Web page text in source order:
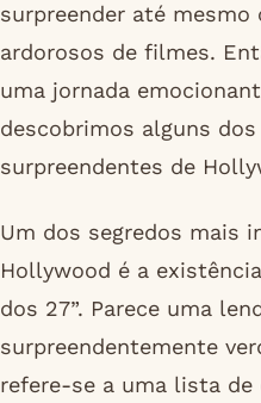
surpreender até mesmo
ardorosos de filmes.
uma jornada
descobrimos alguns
surpreendentes de
Um dos segredos mais
Hollywood é a
dos 27”. Parece uma
surpreendentemente
refere-se a uma lista de